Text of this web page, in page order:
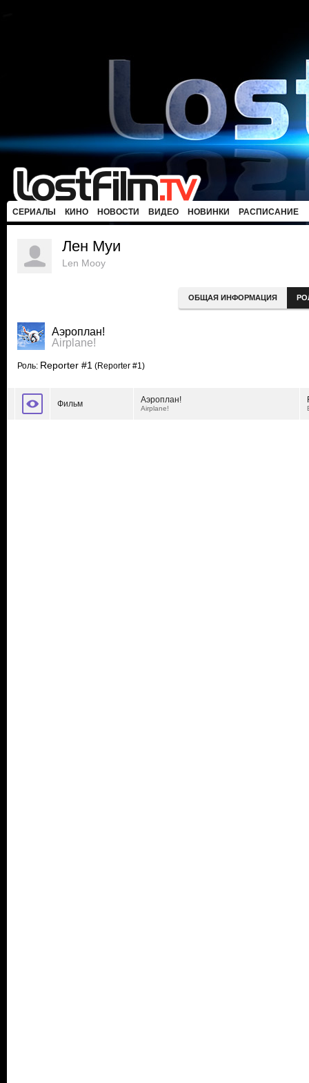
СЕРИАЛЫ КИНО НОВОСТИ ВИДЕО НОВИНКИ РАСПИСАНИЕ
Лен Муи
Len Mooy
ОБЩАЯ ИНФОРМАЦИЯ
Аэроплан!
Airplane!
Роль: Reporter #1 (Reporter #1)
Фильм Аэроплан!
Airplane!